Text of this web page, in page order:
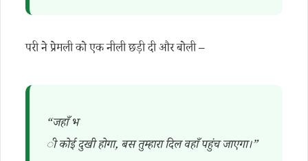
परी ने प्रेमली को एक नीली छड़ी दी और बोली –
“जहाँ भ
ी कोई दुखी होगा, बस तुम्हारा दिल वहाँ पहुंच जाएगा।”